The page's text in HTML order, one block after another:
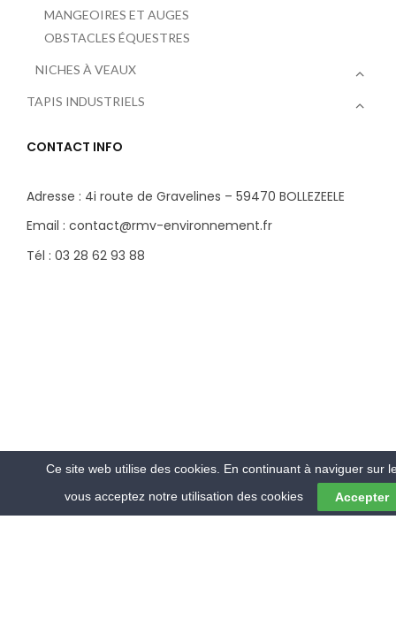
MANGEOIRES ET AUGES
OBSTACLES ÉQUESTRES
NICHES À VEAUX
TAPIS INDUSTRIELS
CONTACT INFO
Adresse : 4i route de Gravelines – 59470 BOLLEZEELE
Email : contact@rmv-environnement.fr
Tél : 03 28 62 93 88
Ce site web utilise des cookies. En continuant à naviguer sur
vous acceptez notre utilisation des cookies
Accepter